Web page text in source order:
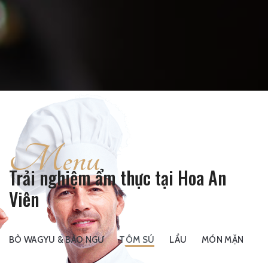
Menu
Trải nghiệm ẩm thực tại Hoa An
Viên
BÒ WAGYU & BÀO NGƯ TÔM SÚ LẨU MÓN MẶN